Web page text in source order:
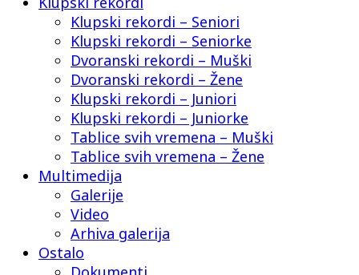
Klupski rekordi – Seniori
Klupski rekordi – Seniorke
Dvoranski rekordi – Muški
Dvoranski rekordi – Žene
Klupski rekordi – Juniori
Klupski rekordi – Juniorke
Tablice svih vremena – Muški
Tablice svih vremena – Žene
Multimedija
Galerije
Video
Arhiva galerija
Ostalo